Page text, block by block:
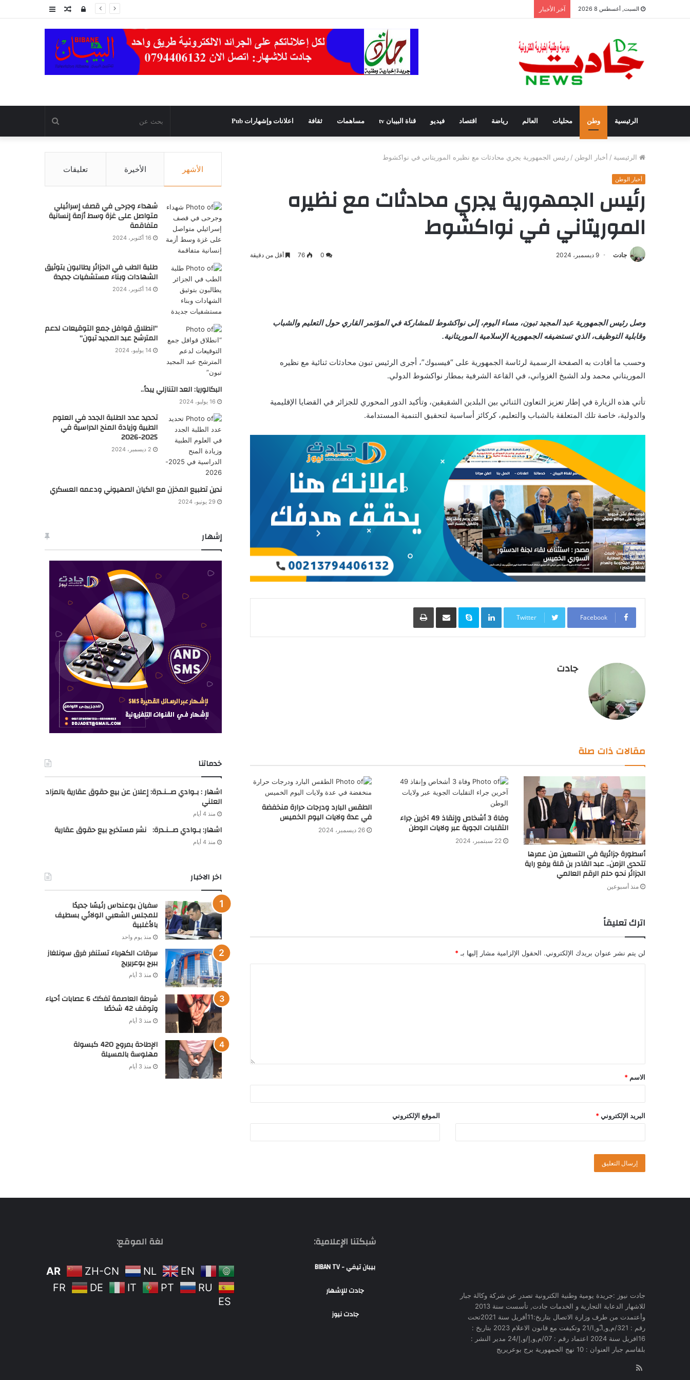
السبت, أغسطس 8 2026 آخر الأخبار عمودمقالتسجيل
الرئيسية وطن محليات العالم رياضة اقتصاد فيديو قناة البيبان tv مساهمات ثقافة اعلانات وإشهارات Pub بحث
عن
الرئيسية / أخبار الوطن / رئيس الجمهورية يجري محادثات مع نظيره الموريتاني في نواكشوط
أخبار الوطن
رئيس الجمهورية يجري محادثات مع نظيره
الموريتاني في نواكشوط
جادت 9 ديسمبر، 2024 0
76 أقل من دقيقة
وصل رئيس الجمهورية عبد المجيد تبون، مساء اليوم، إلى نواكشوط للمشاركة في المؤتمر القاري حول التعليم والشباب
وقابلية التوظيف، الذي تستضيفه الجمهورية الإسلامية الموريتانية.
وحسب ما أفادت به الصفحة الرسمية لرئاسة الجمهورية على “فيسبوك”، أجرى الرئيس تبون محادثات ثنائية مع نظيره
الموريتاني محمد ولد الشيخ الغزواني، في القاعة الشرفية بمطار نواكشوط الدولي.
تأتي هذه الزيارة في إطار تعزيز التعاون الثنائي بين البلدين الشقيقين، وتأكيد الدور المحوري للجزائر في القضايا الإقليمية
والدولية، خاصة تلك المتعلقة بالشباب والتعليم، كركائز أساسية لتحقيق التنمية المستدامة.
Facebook
Twitter
LinkedIn
Skype مشاركة عبر البريد طباعة
جادت
مقالات ذات صلة
أسطورة جزائرية في التسعين من عمرها
تتحدى الزمن.. عبد القادر بن قلة يرفع راية
الجزائر نحو حلم الرقم العالمي
منذ أسبوعين
وفاة 3 أشخاص وإنقاذ 49 آخرين جراء
التقلبات الجوية عبر ولايات الوطن
22 سبتمبر، 2024
الطقس البارد ودرجات حرارة منخفضة
في عدة ولايات اليوم الخميس
26 ديسمبر، 2024
اترك تعليقاً
لن يتم نشر عنوان بريدك الإلكتروني. الحقول الإلزامية مشار إليها بـ *
الاسم *
البريد الإلكتروني * الموقع الإلكتروني
الأشهر الأخيرة تعليقات
شهداء وجرحى في قصف إسرائيلي
متواصل على غزة وسط أزمة إنسانية
متفاقمة
16 أكتوبر، 2024
طلبة الطب في الجزائر يطالبون بتوثيق
الشهادات وبناء مستشفيات جديدة
14 أكتوبر، 2024
“انطلاق قوافل جمع التوقيعات لدعم
المترشح عبد المجيد تبون”
14 يوليو، 2024
البكالوريا: العد التنازلي يبدأ..
16 يوليو، 2024
تحديد عدد الطلبة الجدد في العلوم
الطبية وزيادة المنح الدراسية في
2025-2026
2 ديسمبر، 2024
ندين تطبيع المخزن مع الكيان الصهيوني ودعمه العسكري
29 يونيو، 2024
إشهار
خدماتنا
اشهار : بـوادي صــنـدرة: إعلان عن بيع حقوق عقارية بالمزاد
العلني
منذ 4 أيام
اشهار: بـوادي صــنـدرة: نشر مستخرج بيع حقوق عقارية
منذ 4 أيام
اخر الاخبار
سفيان بوعنداس رئيسًا جديدًا
للمجلس الشعبي الولائي بسطيف
بالأغلبية
منذ يوم واحد
سرقات الكهرباء تستنفر فرق سونلغاز
ببرج بوعريريج
منذ 3 أيام
شرطة العاصمة تفكك 6 عصابات أحياء
وتوقف 42 شخصًا
منذ 3 أيام
الإطاحة بمروج 420 كبسولة
مهلوسة بالمسيلة
منذ 3 أيام
جادت نيوز :جريدة يومية وطنية الكترونية تصدر عن شركة وكالة جبار
للاشهار الدعاية التجارية و الخدمات جادت, تأسست سنة 2013
وأعتمدت من طرف وزارة الاتصال بتاريخ:11أفريل سنة 2021تحت
رقم : 321/م,و,ا,ّو,ا/21 وتكيفت مع قانون الاعلام 2023 بتاريخ :
16افريل سنة 2024 اعتماد رقم : 07/م,و,إ/و,إ/24 مدير النشر :
بلقاسم جبار العنوان : 10 نهج الجمهورية برج بوعريريج
شبكتنا الإعلامية:
بيبان تيفي - BIBAN TV
جادت للإشهار
جادت نيوز
لغة الموقع:
AR ZH-CN NL
EN
FR
DE IT PT
RU
ES